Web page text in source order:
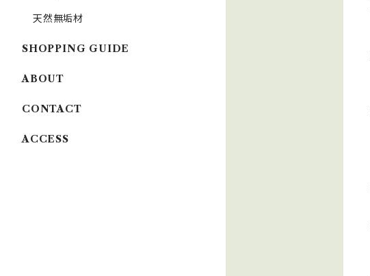
天然無垢材
SHOPPING GUIDE
ABOUT
CONTACT
ACCESS